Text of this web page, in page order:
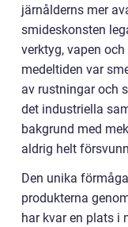
järnålderns mer
smideskonsten
verktyg, vapen
medeltiden var
av rustningar och
det industriella
bakgrund med
aldrig helt
Den unika
produkterna
har kvar en plats i